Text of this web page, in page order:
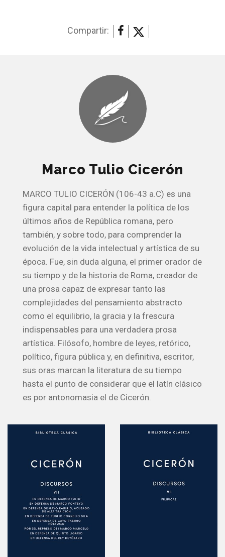
Compartir:
Marco Tulio Cicerón
MARCO TULIO CICERÓN (106-43 a.C) es una
figura capital para entender la política de los
últimos años de República romana, pero
también, y sobre todo, para comprender la
evolución de la vida intelectual y artística de su
época. Fue, sin duda alguna, el primer orador de
su tiempo y de la historia de Roma, creador de
una prosa capaz de expresar tanto las
complejidades del pensamiento abstracto
como el equilibrio, la gracia y la frescura
indispensables para una verdadera prosa
artística. Filósofo, hombre de leyes, retórico,
político, figura pública y, en definitiva, escritor,
sus oras marcan la literatura de su tiempo
hasta el punto de considerar que el latín clásico
es por antonomasia el de Cicerón.